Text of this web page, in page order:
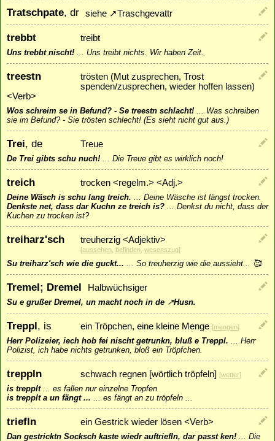
Tratschpate, dr siehe ↗Traschgevattr
trebbt treibt
Uns trebbt nischt! ... Uns treibt nichts. Wir haben Zeit.
treestn
trösten (Mut zusprechen, Trost
spenden/zusprechen, wieder hoffen lassen)
<Verb>
Wos schreim se in Befund? - Se treestn schlacht! ... Was schreiben
sie im Befund? - Sie trösten schlecht! (Es sieht nicht gut aus.)
Trei, de Treue
De Trei gibts schu nuch! ... Die Treue gibt es wirklich noch!
treich trocken <regelm.> <Adj.>
Deine Wäsch is schu lang treich. ... Deine Wäsche ist längst trocken.
Denkste net, dass dar Kuchn ze treich is? ... Denkst du nicht, dass der
Kuchen zu trocken ist?
treiharz'sch treuherzig <Adjektiv>
[aussehen, befinden, wesenszug]
Su treiharz'sch wie die guckt... ... So treuherzig wie die aussieht... 🥰
Tremel; Dremel Halbwüchsiger
Su e grußer Dremel, un macht noch in de ↗Husn.
Treppl, is ein Tröpchen, eine kleine Menge [mengen]
Herr Polizeier, iech hob fei nischt getrunkn, bluß e Treppl. ... Herr
Polizist, ich habe nichts getrunken, bloß ein Tröpfchen.
treppln schwach regnen [wörtlich tröpfeln] [wetter]
is trepplt... es fallen nur einzelne Tropfen
is trepplt a un fängt ... ... es fängt an zu tröpfeln ...
triefln ein Gestrick wieder lösen <Verb>
Dan gestricktn Socksch kaste wiedr auftriefln, dar passt ken! ... Die